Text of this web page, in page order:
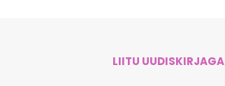
LIITU UUDISKIRJAGA